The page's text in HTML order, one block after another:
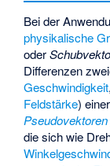
Bei der
physikalische
oder
Differenzen
Geschwindigkeit,
Feldstärke)
Pseudovektoren
die sich wie